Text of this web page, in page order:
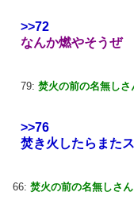
>>72
なんか燃やそうぜ
79: 焚火の前の名無しさ
>>76
焚き火したらまた
66: 焚火の前の名無しさん